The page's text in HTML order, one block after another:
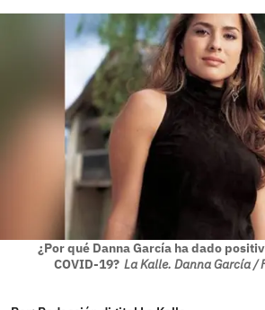
¿Por qué Danna García ha dado
COVID-19? La Kalle. Danna García /